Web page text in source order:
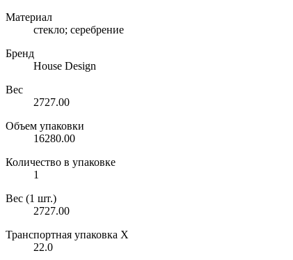
Материал
стекло; серебрение
Бренд
House Design
Вес
2727.00
Объем упаковки
16280.00
Количество в упаковке
1
Вес (1 шт.)
2727.00
Транспортная упаковка X
22.0